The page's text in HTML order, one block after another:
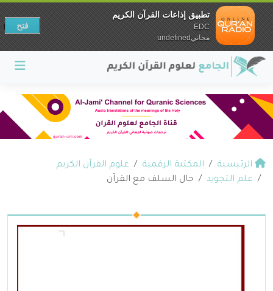
الرئيسية المكتبة الرقمية
علوم القرآن الكريم
علم التجويد
حال السلف مع القرآن
تطبيق إذاعات القرآن الكريم
EDC
مجانيundefined
فتح